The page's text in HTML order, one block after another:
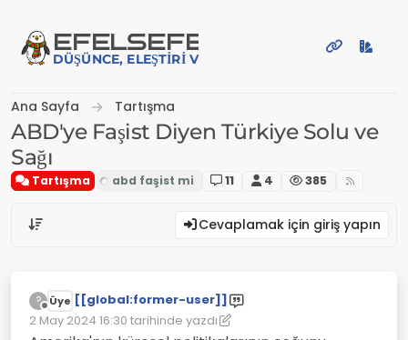
EFELSEFE
DÜŞÜNCE, ELEŞTIRI VE PAYLAŞIM PLATFORMU
Ana Sayfa Tartışma
ABD'ye Faşist Diyen Türkiye Solu ve
Sağı
Tartışma 11 4 385
Cevaplamak için giriş yapın
?
Çevrimdışı
Üye [[global:former-user]]
2 May 2024 16:30 tarihinde yazdı
Son düzenleyen: [[global:former-user]]